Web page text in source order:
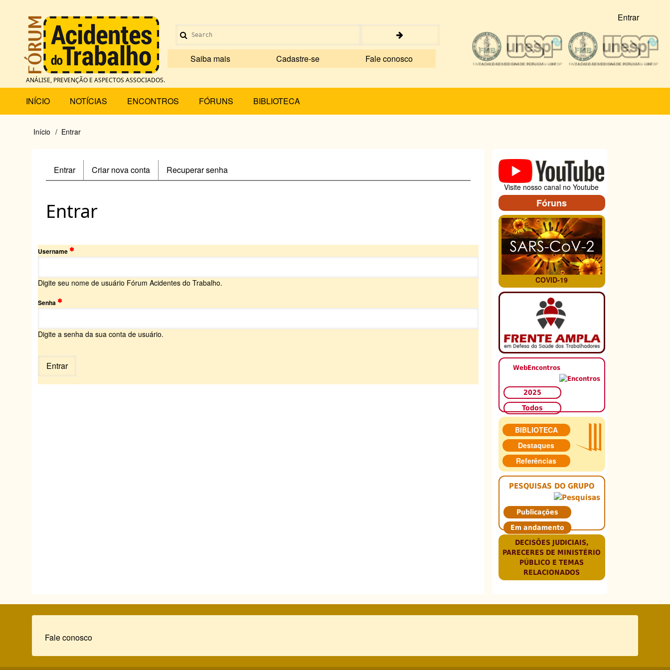
conteúdo
principal
ANÁLISE, PREVENÇÃO E ASPECTOS ASSOCIADOS.
Menu
de
conta
de
usuário
Entrar
Saiba mais Cadastre-se Fale conosco
Main
menu
INÍCIO NOTÍCIAS ENCONTROS FÓRUNS BIBLIOTECA
Trilha
navegação
Início Entrar
Primary
Entrar(aba
ativa)
Criar nova conta Recuperar senha
Entrar
Username
Digite seu nome de usuário Fórum Acidentes do Trabalho.
Senha
Digite a senha da sua conta de usuário.
Visite nosso canal no Youtube
Fóruns
COVID-19
WebEncontros
2025
Todos
BIBLIOTECA
Destaques
Referências
PESQUISAS DO GRUPO
Publicações
Em andamento
DECISÕES JUDICIAIS,
PARECERES DE MINISTÉRIO
PÚBLICO E TEMAS
RELACIONADOS
Rodapé
Fale conosco